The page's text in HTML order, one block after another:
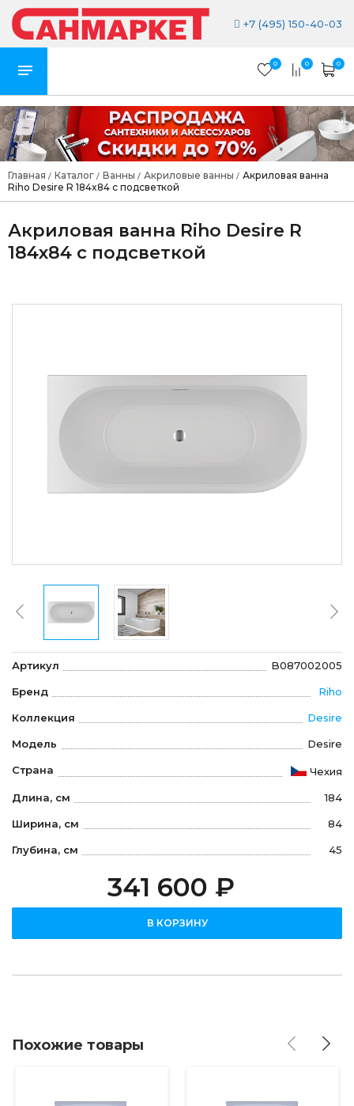
+7 (495) 150-40-03
0 0 0
Главная / Каталог / Ванны / Акриловые ванны / Акриловая ванна
Riho Desire R 184x84 с подсветкой
Акриловая ванна Riho Desire R
184x84 с подсветкой
Артикул B087002005
Бренд Riho
Коллекция Desire
Модель Desire
Страна Чехия
Длина, см 184
Ширина, см 84
Глубина, см 45
341 600 ₽
В КОРЗИНУ
Похожие товары